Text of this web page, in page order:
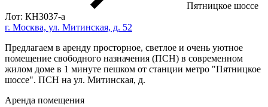
Пятницкое шоссе
Лот: КН3037-a
г. Москва, ул. Митинская, д. 52
Предлагаем в аренду просторное, светлое и очень уютное
помещение свободного назначения (ПСН) в современном
жилом доме в 1 минуте пешком от станции метро "Пятницкое
шоссе". ПСН на ул. Митинская, д.
Аренда помещения